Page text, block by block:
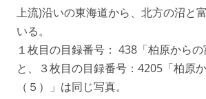
上流)沿いの東海道から、北方の沼と
いる。
１枚目の目録番号： 438「柏原からの
と、３枚目の目録番号：4205「柏原
（５）」は同じ写真。